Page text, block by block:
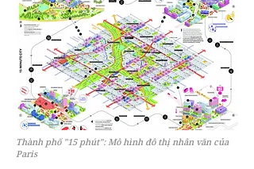
Thành phố "15 phút": Mô hình đô thị nhân văn của
Paris